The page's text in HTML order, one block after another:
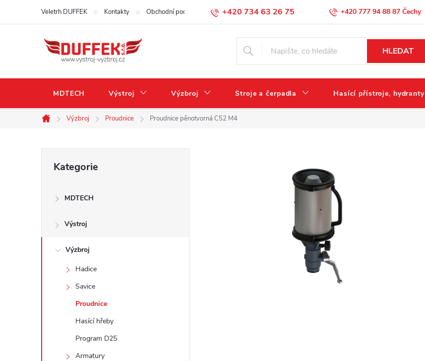
+420 734 63 26 75
Veletrh DUFFEK Kontakty Obchodní podmínky Podmínky ochrany osobních údajů +420 777 94 88 87
HLEDAT
MDTECH Výstroj Výzbroj Stroje a čerpadla Hasící přístroje, hydranty
Domů
Výzbroj Proudnice Proudnice pěnotvorná C52 M4
t
kategorie
Kategorie
MDTECH
Výstroj
Výzbroj
Hadice
Savice
Proudnice
Hasící hřeby
Program D25
Armatury